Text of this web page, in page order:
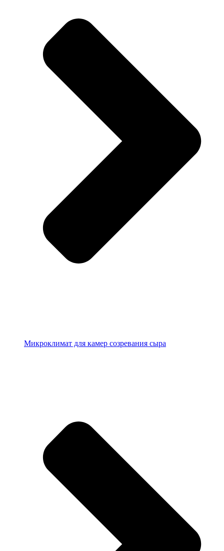
Микроклимат для камер созревания сыра